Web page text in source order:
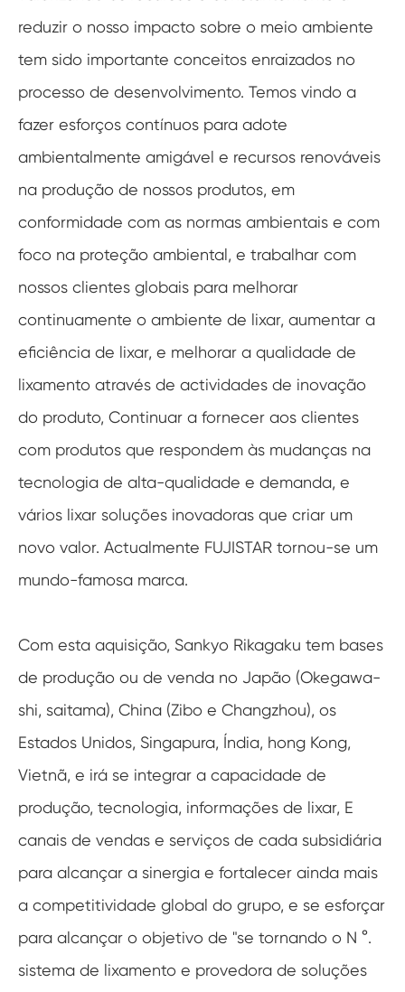
reduzir o nosso impacto sobre o meio ambiente
tem sido importante conceitos enraizados no
processo de desenvolvimento. Temos vindo a
fazer esforços contínuos para adote
ambientalmente amigável e recursos renováveis
na produção de nossos produtos, em
conformidade com as normas ambientais e com
foco na proteção ambiental, e trabalhar com
nossos clientes globais para melhorar
continuamente o ambiente de lixar, aumentar a
eficiência de lixar, e melhorar a qualidade de
lixamento através de actividades de inovação
do produto, Continuar a fornecer aos clientes
com produtos que respondem às mudanças na
tecnologia de alta-qualidade e demanda, e
vários lixar soluções inovadoras que criar um
novo valor. Actualmente FUJISTAR tornou-se um
mundo-famosa marca.
Com esta aquisição, Sankyo Rikagaku tem bases
de produção ou de venda no Japão (Okegawa-
shi, saitama), China (Zibo e Changzhou), os
Estados Unidos, Singapura, Índia, hong Kong,
Vietnã, e irá se integrar a capacidade de
produção, tecnologia, informações de lixar, E
canais de vendas e serviços de cada subsidiária
para alcançar a sinergia e fortalecer ainda mais
a competitividade global do grupo, e se esforçar
para alcançar o objetivo de "se tornando o N °.
sistema de lixamento e provedora de soluções